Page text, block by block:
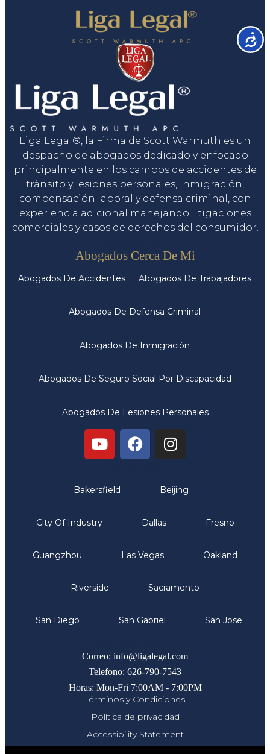
Liga Legal®, la Firma de Scott Warmuth es un
despacho de abogados dedicado y enfocado
principalmente en los campos de accidentes de
tránsito y lesiones personales, inmigración,
compensación laboral y defensa criminal, con
experiencia adicional manejando litigaciones
comerciales y casos de derechos del consumidor.
Abogados Cerca De Mi
Abogados De Accidentes Abogados De Trabajadores
Abogados De Defensa Criminal
Abogados De Inmigración
Abogados De Seguro Social Por Discapacidad
Abogados De Lesiones Personales
Bakersfield Beijing
City Of Industry Dallas Fresno
Guangzhou Las Vegas Oakland
Riverside Sacramento
San Diego San Gabriel San Jose
Correo: info@ligalegal.com
Telefono: 626-790-7543
Horas: Mon-Fri 7:00AM - 7:00PM
Términos y Condiciones
Política de privacidad
Accessibility Statement